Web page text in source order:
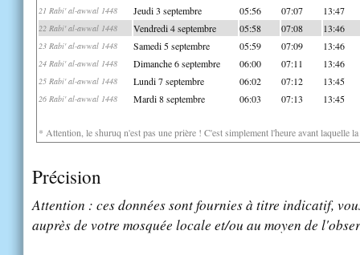
21 Rabi' al-awwal 1448 Jeudi 3 septembre 05:56 07:07 13:47
22 Rabi' al-awwal 1448 Vendredi 4 septembre 05:58 07:08 13:46
23 Rabi' al-awwal 1448 Samedi 5 septembre 05:59 07:09 13:46
24 Rabi' al-awwal 1448 Dimanche 6 septembre 06:00 07:11 13:46
25 Rabi' al-awwal 1448 Lundi 7 septembre 06:02 07:12 13:45
26 Rabi' al-awwal 1448 Mardi 8 septembre 06:03 07:13 13:45
* Attention, le shuruq n'est pas une prière ! C'est simplement l'heure avant laquelle
Précision
Attention : ces données sont fournies à titre indicatif,
auprès de votre mosquée locale et/ou au moyen de